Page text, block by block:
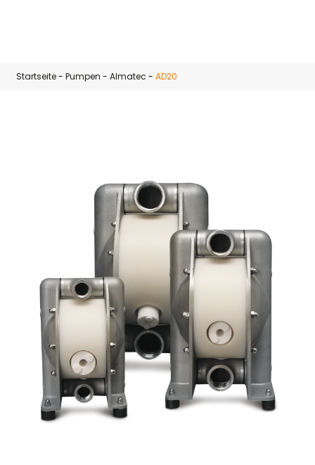
Zum Hauptinhalt springen
Startseite-Pumpen -Almatec -AD20